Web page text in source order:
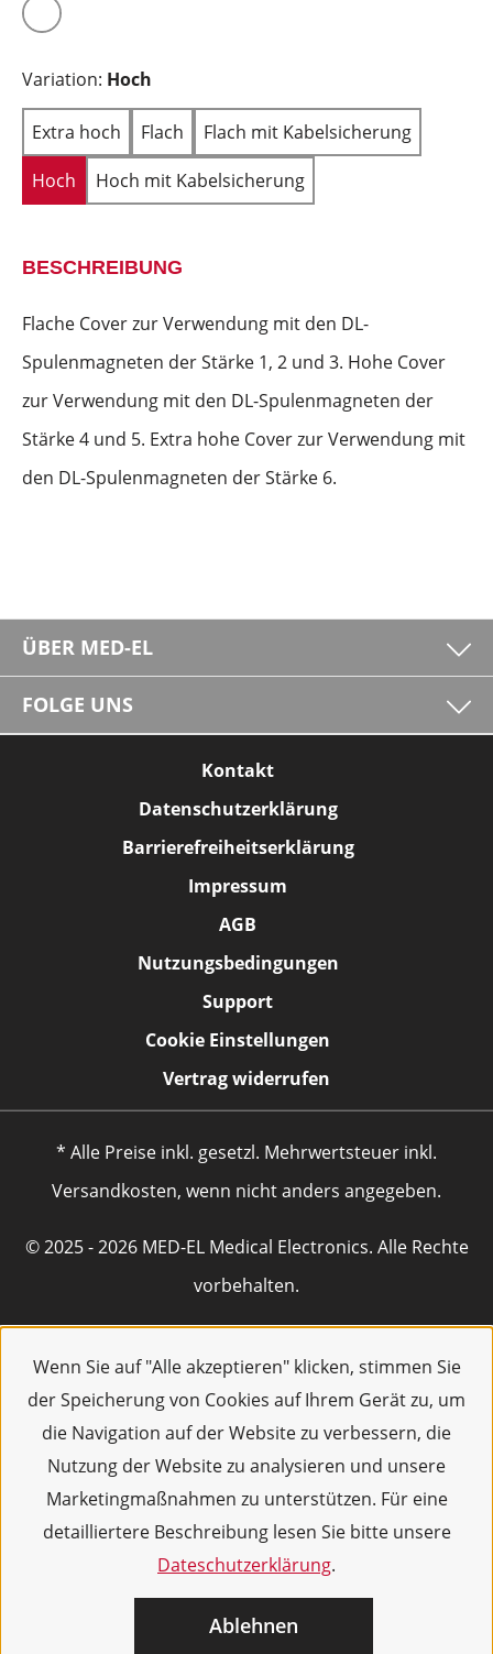
Wenn Sie auf "Alle akzeptieren" klicken, stimmen Sie
der Speicherung von Cookies auf Ihrem Gerät zu, um
die Navigation auf der Website zu verbessern, die
Nutzung der Website zu analysieren und unsere
Marketingmaßnahmen zu unterstützen. Für eine
detailliertere Beschreibung lesen Sie bitte unsere
Dateschutzerklärung.
Ablehnen
Variation: Hoch
Extra hoch Flach
Flach mit Kabelsicherung
Hoch
Hoch mit Kabelsicherung
BESCHREIBUNG
Flache Cover zur Verwendung mit den DL-
Spulenmagneten der Stärke 1, 2 und 3. Hohe Cover
zur Verwendung mit den DL-Spulenmagneten der
Stärke 4 und 5. Extra hohe Cover zur Verwendung mit
den DL-Spulenmagneten der Stärke 6.
ÜBER MED-EL
FOLGE UNS
Kontakt
Datenschutzerklärung
Barrierefreiheitserklärung
Impressum
AGB
Nutzungsbedingungen
Support
Cookie Einstellungen
Vertrag widerrufen
* Alle Preise inkl. gesetzl. Mehrwertsteuer inkl.
Versandkosten, wenn nicht anders angegeben.
© 2025 - 2026 MED-EL Medical Electronics. Alle Rechte
vorbehalten.